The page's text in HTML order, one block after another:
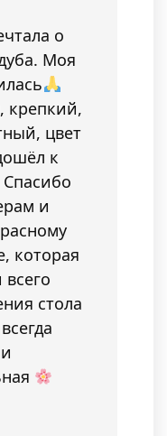
о
Моя
крепкий,
цвет
к
Спасибо
и
которая
стола